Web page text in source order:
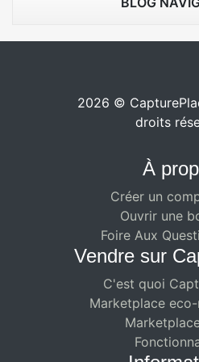
2026 ©
droits
À
Créer un
Ouvrir une
Foire Aux
Vendre sur
C'est quoi
Marketplace